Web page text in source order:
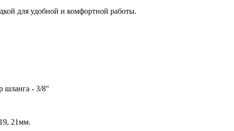
для удобной и комфортной работы.
шланга - 3/8"
21мм.